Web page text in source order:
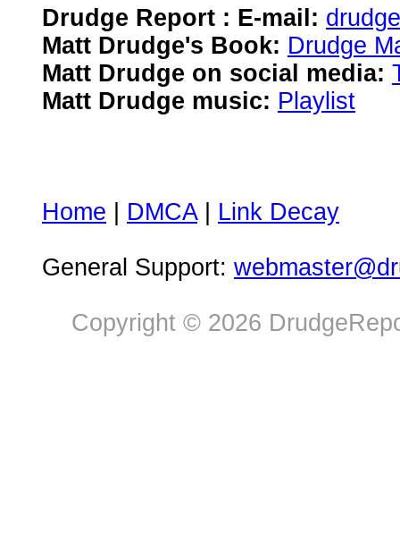
Drudge Report : E-mail:
Matt Drudge's Book: Drudge
Matt Drudge on social media:
Matt Drudge music: Playlist
Home DMCA| Link Decay
General Support:
Copyright © 2026